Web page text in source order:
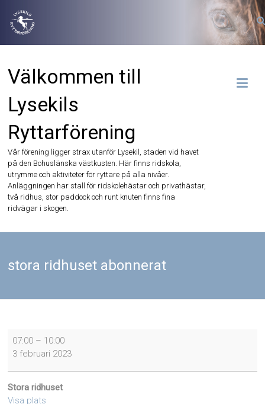
innehåll
Välkommen till
Lysekils
Ryttarförening
Vår förening ligger strax utanför Lysekil, staden vid havet
på den Bohuslänska västkusten. Här finns ridskola,
utrymme och aktiviteter för ryttare på alla nivåer.
Anläggningen har stall för ridskolehästar och privathästar,
två ridhus, stor paddock och runt knuten finns fina
ridvägar i skogen.
stora ridhuset abonnerat
stora
ridhuset
07:00 – 10:00
3 februari 2023
Stora ridhuset
Visa plats